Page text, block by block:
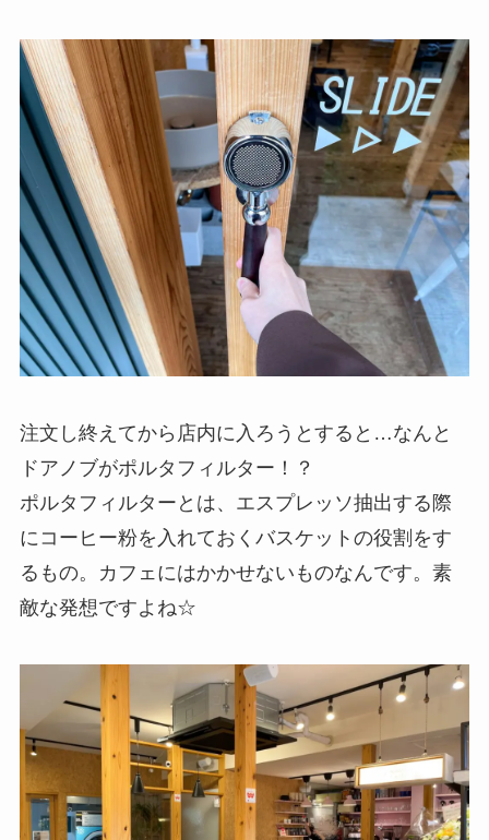
注文し終えてから店内に入ろうとすると…なんと
ドアノブがポルタフィルター！？
ポルタフィルターとは、エスプレッソ抽出する際
にコーヒー粉を入れておくバスケットの役割をす
るもの。カフェにはかかせないものなんです。素
敵な発想ですよね☆